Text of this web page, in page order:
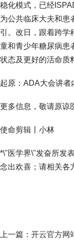
稳化模式，已经
为公共临床大夫和患
引。改日，跟着跨学
童和青少年糖尿病患
状态及更好的活命质
起原：ADA大会讲者
更多信息，敬请原谅
使命剪辑丨小林
*\"医学界\"发奋所发
念出欢喜；请相关各
上一篇： 开云官方网